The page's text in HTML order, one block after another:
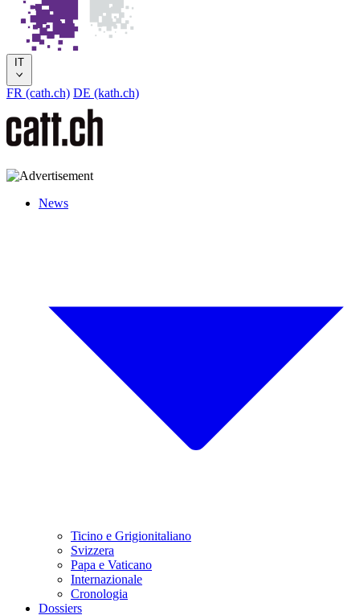
IT
FR (cath.ch) DE (kath.ch)
News
Ticino e Grigionitaliano
Svizzera
Papa e Vaticano
Internazionale
Cronologia
Dossiers